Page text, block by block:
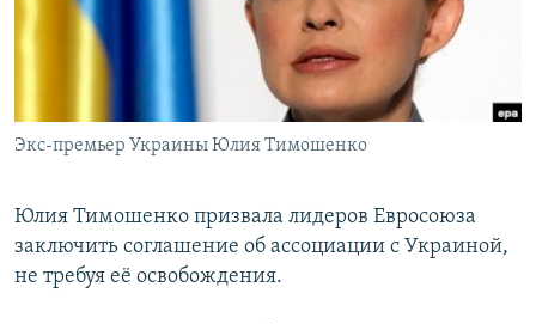
ПОДПИШИТЕСЬ НА РАССЫЛКУ
Все сайты РСЕ/РС
Экс-премьер Украины Юлия Тимошенко
Юлия Тимошенко призвала лидеров Евросоюза
заключить соглашение об ассоциации с Украиной,
не требуя её освобождения.